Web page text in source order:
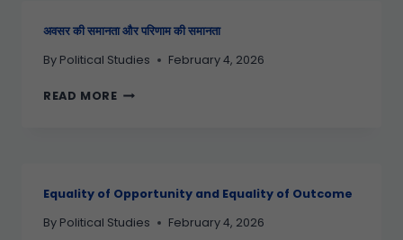
अवसर की समानता और परिणाम की समानता
By Political Studies February 4, 2026
READ MORE
Equality of Opportunity and Equality of Outcome
By Political Studies February 4, 2026